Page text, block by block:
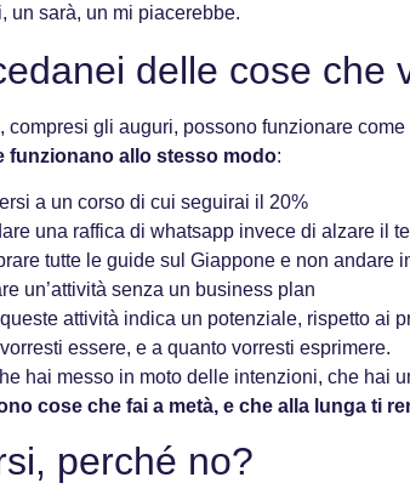
un sarà, un mi piacerebbe.
delle cose che
compresi gli auguri, possono funzionare
funzionano allo stesso modo:
a un corso di cui seguirai il 20%
una raffica di whatsapp invece di alzare il
tutte le guide sul Giappone e non andare
un’attività senza un business plan
attività indica un potenziale, rispetto ai
essere, e a quanto vorresti esprimere.
hai messo in moto delle intenzioni, che hai
cose che fai a metà, e che alla lunga ti
perché no?